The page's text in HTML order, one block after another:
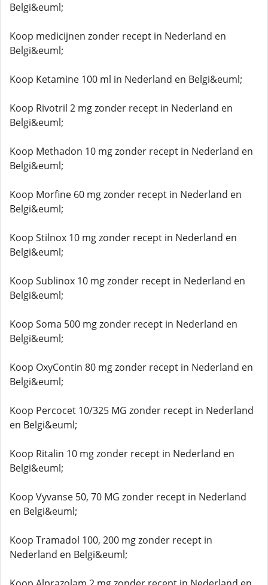
Belgi&euml;
Koop medicijnen zonder recept in Nederland en
Belgi&euml;
Koop Ketamine 100 ml in Nederland en Belgi&euml;
Koop Rivotril 2 mg zonder recept in Nederland en
Belgi&euml;
Koop Methadon 10 mg zonder recept in Nederland en
Belgi&euml;
Koop Morfine 60 mg zonder recept in Nederland en
Belgi&euml;
Koop Stilnox 10 mg zonder recept in Nederland en
Belgi&euml;
Koop Sublinox 10 mg zonder recept in Nederland en
Belgi&euml;
Koop Soma 500 mg zonder recept in Nederland en
Belgi&euml;
Koop OxyContin 80 mg zonder recept in Nederland en
Belgi&euml;
Koop Percocet 10/325 MG zonder recept in Nederland
en Belgi&euml;
Koop Ritalin 10 mg zonder recept in Nederland en
Belgi&euml;
Koop Vyvanse 50, 70 MG zonder recept in Nederland
en Belgi&euml;
Koop Tramadol 100, 200 mg zonder recept in
Nederland en Belgi&euml;